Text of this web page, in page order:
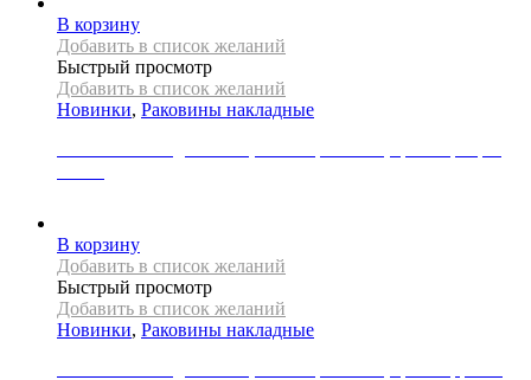
В корзину
Добавить в список желаний
Быстрый просмотр
Добавить в список желаний
Новинки, Раковины накладные
В корзину
Добавить в список желаний
Быстрый просмотр
Добавить в список желаний
Новинки, Раковины накладные